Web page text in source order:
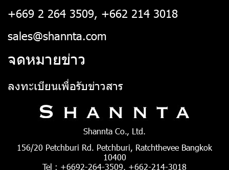
+669 2 264 3509, +662 214 3018
sales@shannta.com
จดหมายข่าว
ลงทะเบียนเพื่อรับข่าวสาร
Shannta Co., Ltd.
156/20 Petchburi Rd. Petchburi, Ratchthevee Bangkok
10400
Tel : +6692-264-3509, +662-214-3018